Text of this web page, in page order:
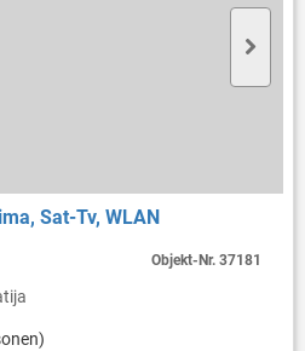
Sat-Tv, WLAN
Objekt-Nr.37181